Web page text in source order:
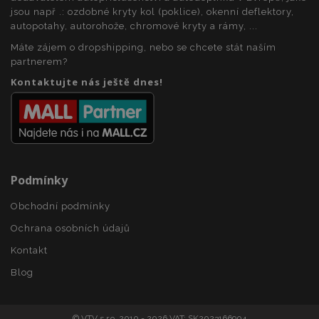
jsou např .: ozdobné kryty kol (poklice), okenní deflektory,
autopotahy, autorohože, chromové kryty a rámy, ...
Máte zájem o dropshipping, nebo se chcete stát naším
partnerem?
Kontaktujte nás ještě dnes!
Podmínky
Obchodní podmínky
Ochrana osobních údajů
Kontakt
Blog
Název
Poskytovatel/
www.vtvauto.cz
mage-messages